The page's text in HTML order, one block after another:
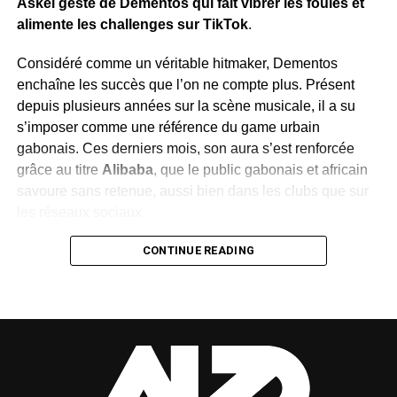
carrière solo de Le Roi Shéyi,un subtil équilibre entre
héritage culturel et innovation artistique.
Avec ce retour, Le Roi Shéyi confirme sa volonté de porter
la culture Nzébi vers de nouveaux horizons, en faisant
dialoguer tradition et modernité pour les générations
futures.
WhatsApp
Facebook
X Telegram
Email
>>
Askel geste de Dementos qui fait vibrer les foules et
alimente les challenges sur TikTok.
Considéré comme un véritable hitmaker, Dementos
enchaîne les succès que l’on ne compte plus. Présent
depuis plusieurs années sur la scène musicale, il a su
s’imposer comme une référence du game urbain
gabonais. Ces derniers mois, son aura s’est renforcée
grâce au titre Alibaba, que le public gabonais et africain
savoure sans retenue, aussi bien dans les clubs que sur
Alors que beaucoup pensaient qu’il avait atteint son
prolonger cette dynamique.
CONTINUE READING